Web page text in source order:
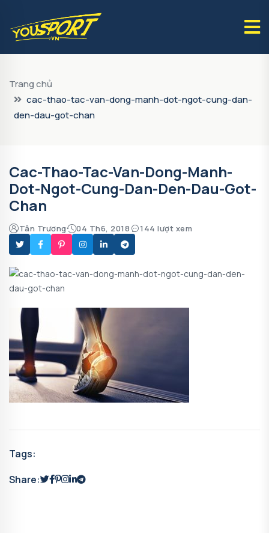
Trang chủ
cac-thao-tac-van-dong-manh-dot-ngot-cung-dan-
den-dau-got-chan
Cac-Thao-Tac-Van-Dong-Manh-
Dot-Ngot-Cung-Dan-Den-Dau-Got-
Chan
Tân Trương 04 Th6, 2018 144 lượt xem
Tags:
Share: